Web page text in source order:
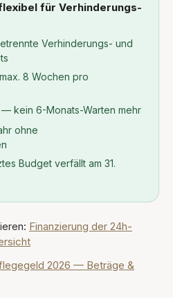
für Verhinderungs-
Verhinderungs- und
8 Wochen pro
kein 6-Monats-Warten mehr
ohne
Budget verfällt am 31.
Finanzierung der 24h-
2026 — Beträge &